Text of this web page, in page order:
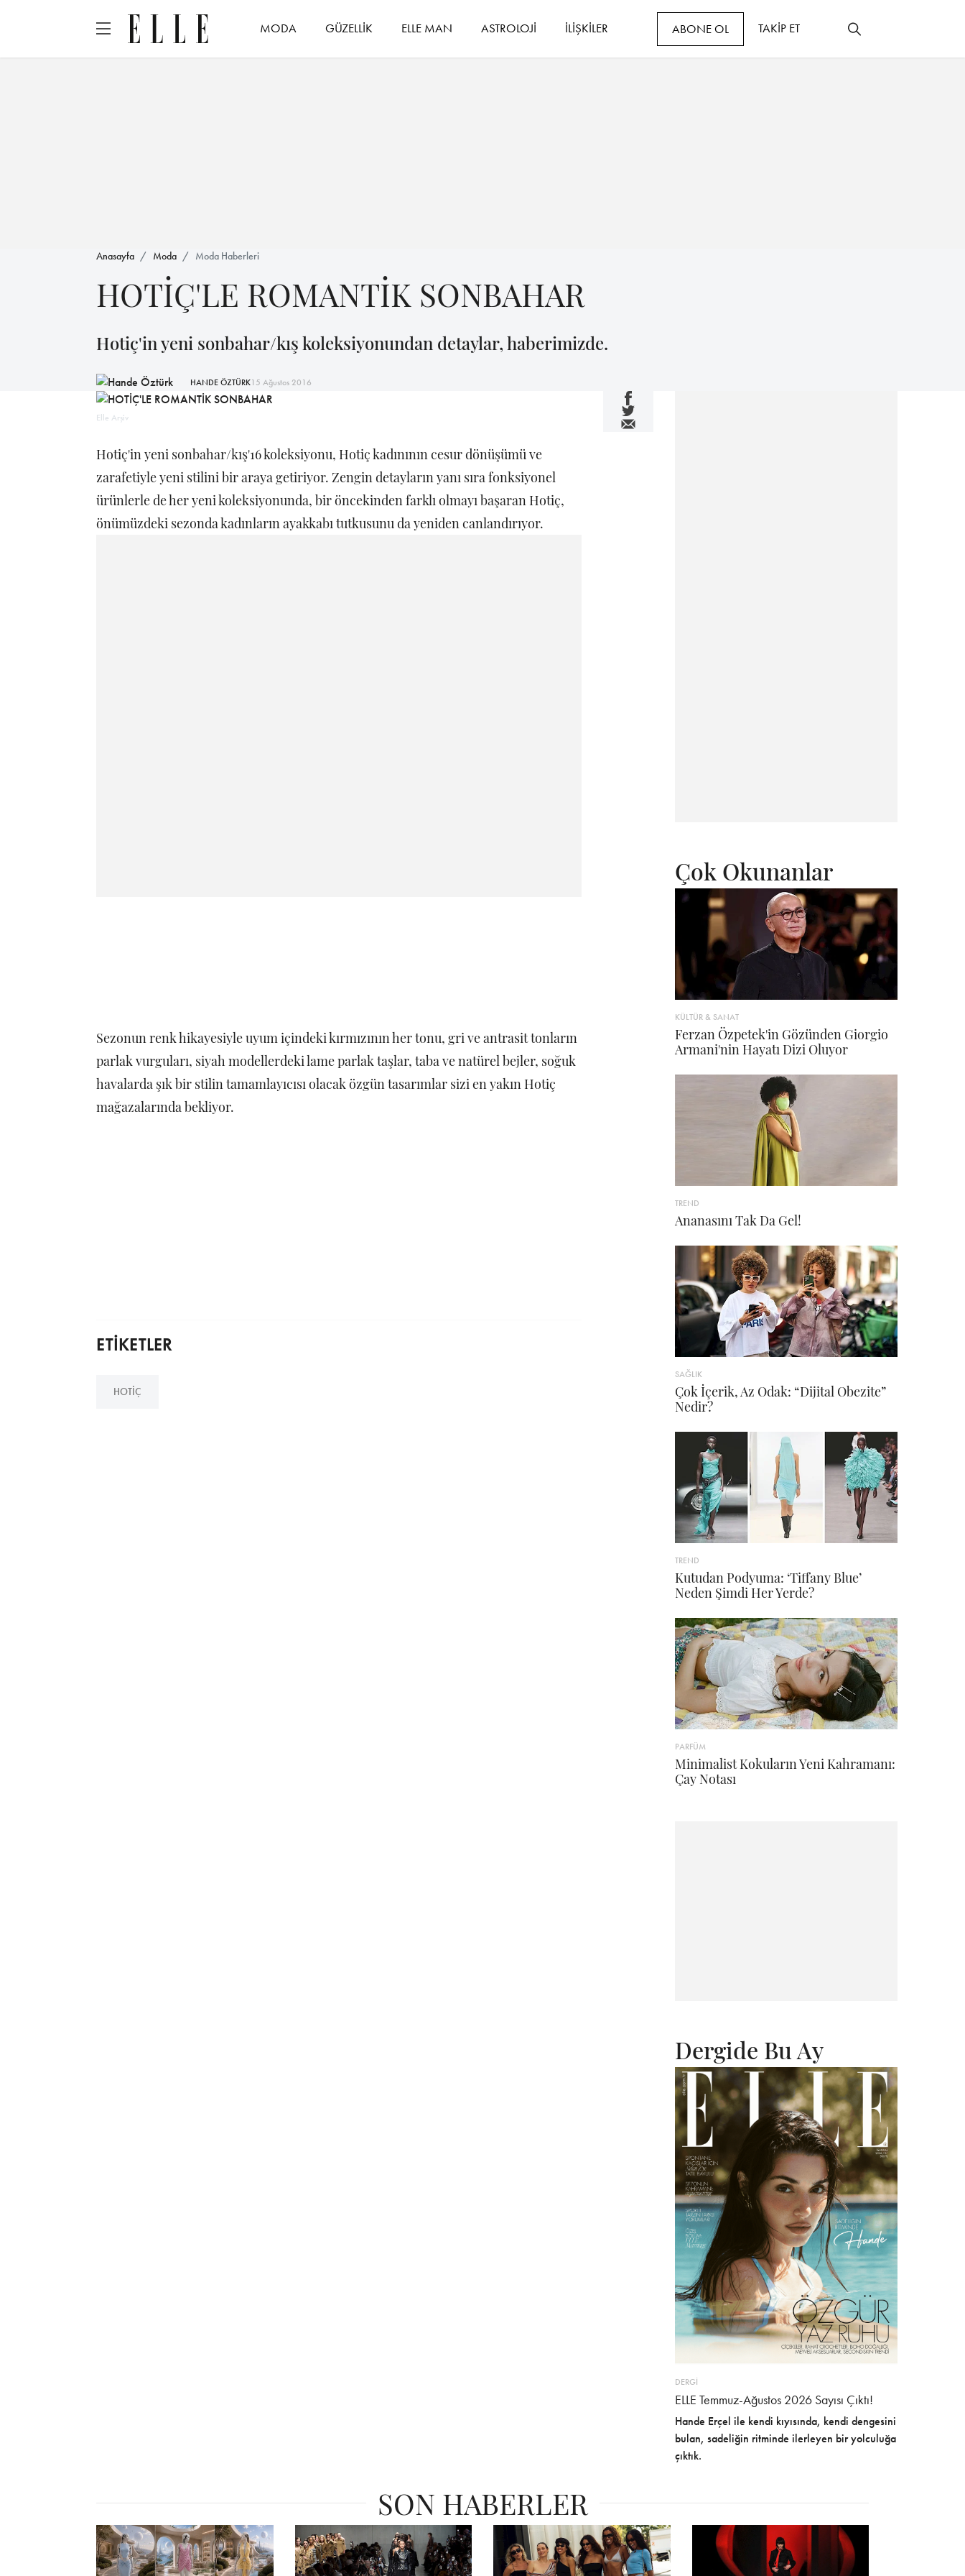
MODA GÜZELLİK ELLE MAN ASTROLOJİ İLİŞKİLER ABONE OL TAKİP ET
Anasayfa Moda Moda Haberleri
HOTİÇ'LE ROMANTİK SONBAHAR
Hotiç'in yeni sonbahar/kış koleksiyonundan detaylar, haberimizde.
HANDE ÖZTÜRK15 Ağustos 2016
Elle Arşiv
Hotiç'in yeni sonbahar/kış'16 koleksiyonu, Hotiç kadınının cesur dönüşümü ve
zarafetiyle yeni stilini bir araya getiriyor. Zengin detayların yanı sıra fonksiyonel
ürünlerle de her yeni koleksiyonunda, bir öncekinden farklı olmayı başaran Hotiç,
önümüzdeki sezonda kadınların ayakkabı tutkusunu da yeniden canlandırıyor.
Sezonun renk hikayesiyle uyum içindeki kırmızının her tonu, gri ve antrasit tonların
parlak vurguları, siyah modellerdeki lame parlak taşlar, taba ve natürel bejler, soğuk
havalarda şık bir stilin tamamlayıcısı olacak özgün tasarımlar sizi en yakın Hotiç
mağazalarında bekliyor.
ETİKETLER
HOTIÇ
Çok Okunanlar
KÜLTÜR & SANAT
Ferzan Özpetek'in Gözünden Giorgio
Armani'nin Hayatı Dizi Oluyor
TREND
Ananasını Tak Da Gel!
SAĞLIK
Çok İçerik, Az Odak: “Dijital Obezite”
Nedir?
TREND
Kutudan Podyuma: ‘Tiffany Blue’
Neden Şimdi Her Yerde?
PARFÜM
Minimalist Kokuların Yeni Kahramanı:
Çay Notası
Dergide Bu Ay
DERGİ
ELLE Temmuz-Ağustos 2026 Sayısı Çıktı!
Hande Erçel ile kendi kıyısında, kendi dengesini
bulan, sadeliğin ritminde ilerleyen bir yolculuğa
çıktık.
SON HABERLER